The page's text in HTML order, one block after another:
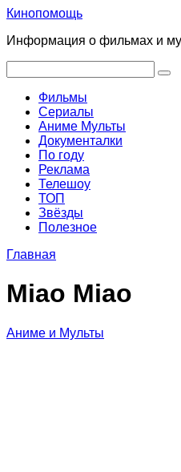
Перейти
контенту
Кинопомощь
Информация о фильмах и
Фильмы
Сериалы
Аниме Мульты
Документалки
По году
Реклама
Телешоу
ТОП
Звёзды
Полезное
Главная
Miao Miao
Аниме и Мульты